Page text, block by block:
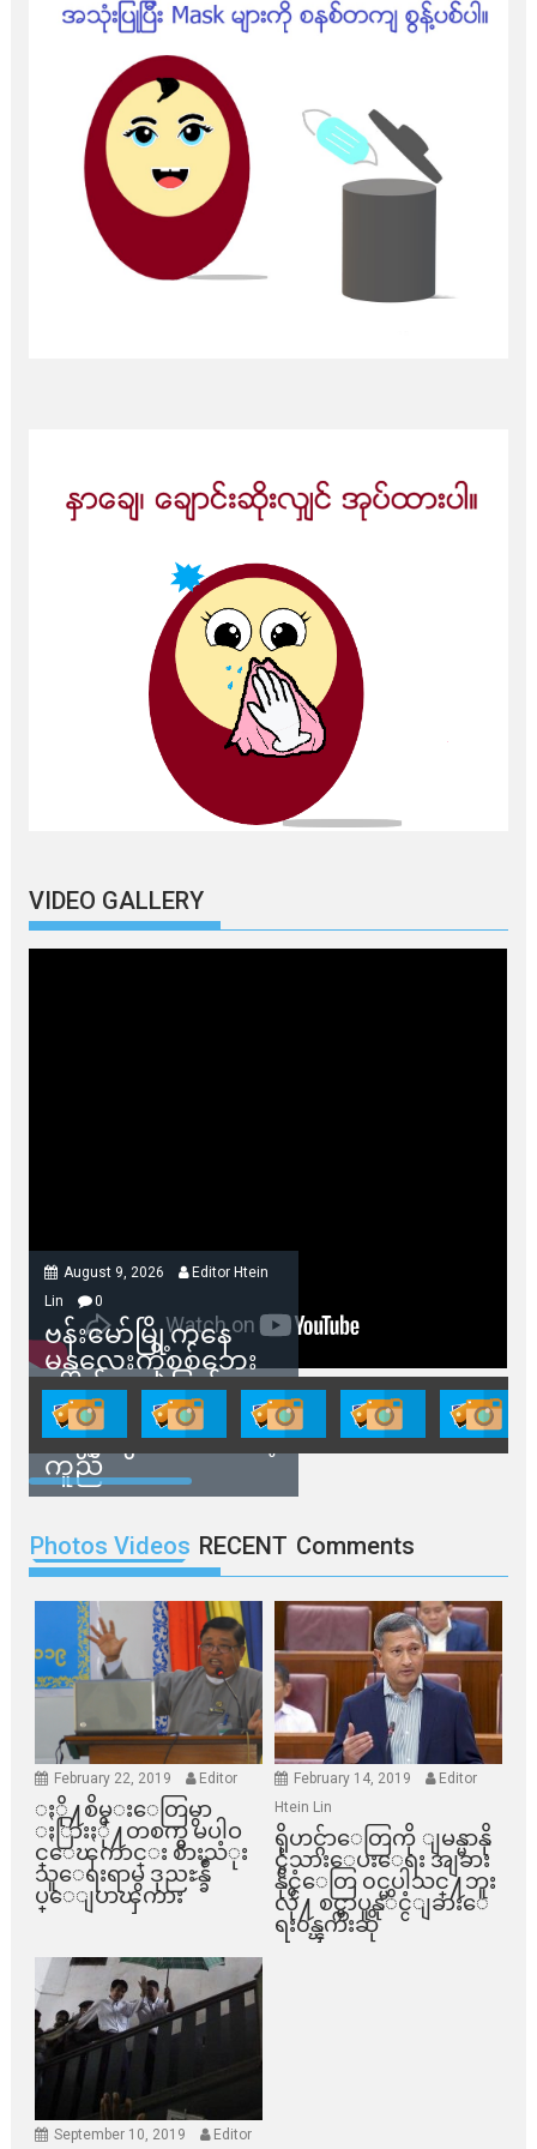
VIDEO GALLERY
August 9, 2026
Editor Htein
Lin
0
ဗန်းမော်မြို့ကနေ
မန္တလေးကိုစစ်ဘေး
ရှောင်နေတဲ့ပြည်သူ
တွေအတွက် ရှမ်းနီ
အဖွဲ့တွေက ထောက်ပံ့
ကူညီ
Photos Videos RECENT Comments
February 22, 2019 Editor
ႏို႔စိမ္းေတြမွာ
ႏြားႏို႔တစက္မွ မပါဝ
င္ေၾကာင္း စားသံုး
သူေရးရာမွ ဒုညႊန္ခ်ဳ
ပ္ေျပာၾကား
February 14, 2019
Editor
Htein Lin
ရိုဟင္ဂ်ာေတြကို ျမန္မာနို
င္ငံသားေပးေရး အျခား
နိုင္ငံေတြ ၀င္မပါသင္႔ဘူး
လို႔ စင္ကာပူနုိင္ငံျခားေ
ရး၀န္ၾကီးဆို
September 10, 2019 Editor